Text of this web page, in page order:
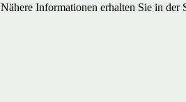
Nähere Informationen erhalten Sie in